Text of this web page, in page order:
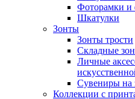
Фоторамки и
Шкатулки
Зонты
Зонты трости
Складные
Личные
Сувениры на
Коллекции с